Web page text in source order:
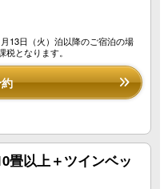
13日（火）泊以降のご宿泊の場
となります。
畳以上＋ツインベッ